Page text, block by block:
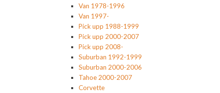
Van 1978-1996
Van 1997-
Pick upp 1988-1999
Pick upp 2000-2007
Pick upp 2008-
Suburban 1992-1999
Suburban 2000-2006
Tahoe 2000-2007
Corvette